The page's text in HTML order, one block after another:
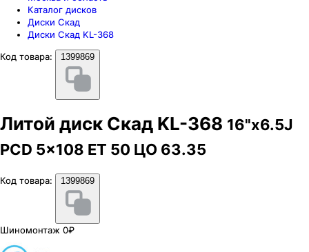
Каталог дисков
Диски Скад
Диски Скад KL-368
Код товара:
1399869
Литой диск Скад KL-368 16"x6.5J
PCD 5x108 ЕТ 50 ЦО 63.35
Код товара: 1399869
Шиномонтаж 0₽